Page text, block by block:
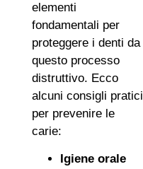
elementi
fondamentali per
proteggere i denti da
questo processo
distruttivo. Ecco
alcuni consigli pratici
per prevenire le
carie:
Igiene orale